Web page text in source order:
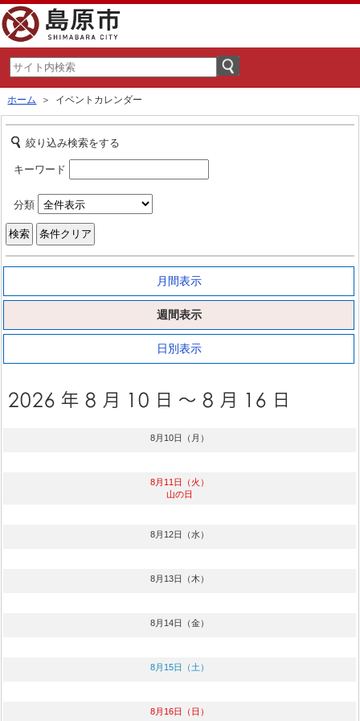
ホーム ＞ イベントカレンダー
絞り込み検索をする
キーワード
分類
月間表示
週間表示
日別表示
8月10日（月）
8月11日（火）
山の日
8月12日（水）
8月13日（木）
8月14日（金）
8月15日（土）
8月16日（日）